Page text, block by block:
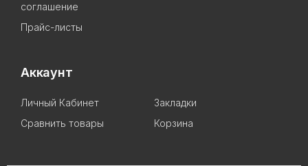
соглашение
Прайс-листы
Аккаунт
Личный Кабинет
Закладки
Сравнить товары
Корзина